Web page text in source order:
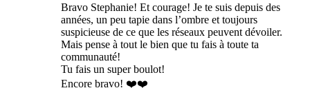
Bravo Stephanie! Et courage! Je te suis depuis des
années, un peu tapie dans l’ombre et toujours
suspicieuse de ce que les réseaux peuvent dévoiler.
Mais pense à tout le bien que tu fais à toute ta
communauté!
Tu fais un super boulot!
Encore bravo! ❤️❤️